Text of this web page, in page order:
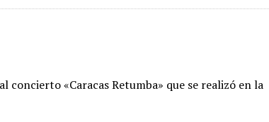
concierto «Caracas Retumba» que se realizó en la